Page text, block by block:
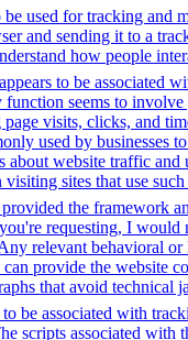
be used for tracking and
and sending it to a
how people
to be associated
seems to
visits, clicks, and
used by businesses
about website traffic
sites that use
the framework
requesting, I
relevant behavioral
provide the website
that avoid technical
be associated with
scripts associated